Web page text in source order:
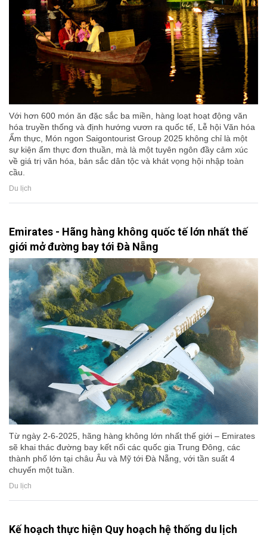
Với hơn 600 món ăn đặc sắc ba miền, hàng loạt hoạt động văn
hóa truyền thống và định hướng vươn ra quốc tế, Lễ hội Văn hóa
Ẩm thực, Món ngon Saigontourist Group 2025 không chỉ là một
sự kiện ẩm thực đơn thuần, mà là một tuyên ngôn đầy cảm xúc
về giá trị văn hóa, bản sắc dân tộc và khát vọng hội nhập toàn
cầu.
Du lịch
Emirates - Hãng hàng không quốc tế lớn nhất thế
giới mở đường bay tới Đà Nẵng
Từ ngày 2-6-2025, hãng hàng không lớn nhất thế giới – Emirates
sẽ khai thác đường bay kết nối các quốc gia Trung Đông, các
thành phố lớn tại châu Âu và Mỹ tới Đà Nẵng, với tần suất 4
chuyến một tuần.
Du lịch
Kế hoạch thực hiện Quy hoạch hệ thống du lịch